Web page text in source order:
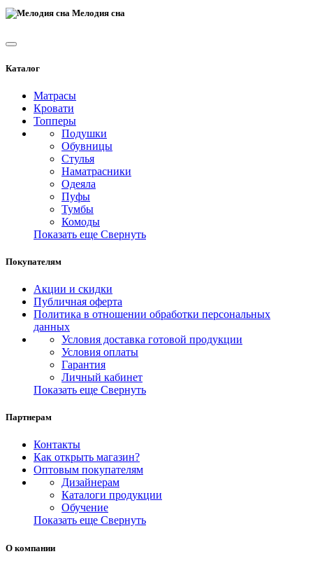
Мелодия сна
Каталог
Матрасы
Кровати
Топперы
Подушки
Обувницы
Стулья
Наматрасники
Одеяла
Пуфы
Тумбы
Комоды
Показать еще Свернуть
Покупателям
Акции и скидки
Публичная оферта
Политика в отношении обработки персональных
данных
Условия доставка готовой продукции
Условия оплаты
Гарантия
Личный кабинет
Показать еще Свернуть
Партнерам
Контакты
Как открыть магазин?
Оптовым покупателям
Дизайнерам
Каталоги продукции
Обучение
Показать еще Свернуть
О компании